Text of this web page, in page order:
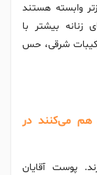
وابسته هستند
زنانه بیشتر با
شرقی، حس
می‌کنند در
پوست آقایان